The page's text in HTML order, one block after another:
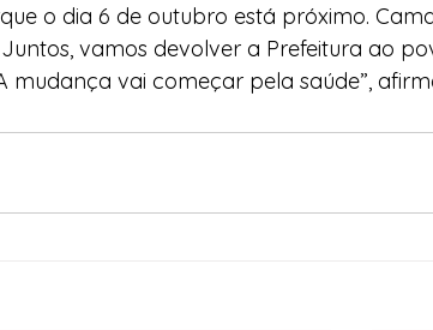
o dia 6 de outubro está próximo.
vamos devolver a Prefeitura ao
mudança vai começar pela saúde”,